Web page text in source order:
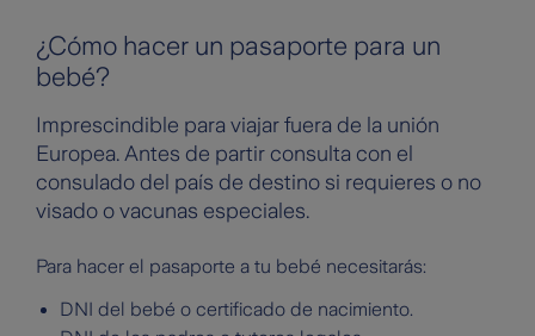
¿Cómo hacer un pasaporte para un
bebé?
Imprescindible para viajar fuera de la unión
Europea. Antes de partir consulta con el
consulado del país de destino si requieres o no
visado o vacunas especiales.
Para hacer el pasaporte a tu bebé necesitarás:
DNI del bebé o certificado de nacimiento.